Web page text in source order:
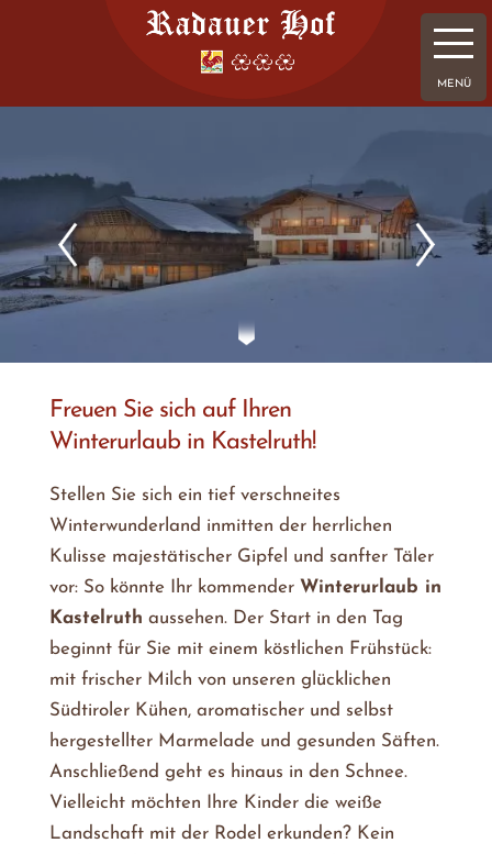
Freuen Sie sich auf Ihren
Winterurlaub in Kastelruth!
Stellen Sie sich ein tief verschneites
Winterwunderland inmitten der herrlichen
Kulisse majestätischer Gipfel und sanfter Täler
vor: So könnte Ihr kommender Winterurlaub in
Kastelruth aussehen. Der Start in den Tag
beginnt für Sie mit einem köstlichen Frühstück:
mit frischer Milch von unseren glücklichen
Südtiroler Kühen, aromatischer und selbst
hergestellter Marmelade und gesunden Säften.
Anschließend geht es hinaus in den Schnee.
Vielleicht möchten Ihre Kinder die weiße
Landschaft mit der Rodel erkunden? Kein